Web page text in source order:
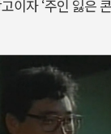
이자 ‘주인 잃은